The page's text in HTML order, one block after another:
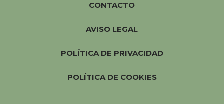
CONTACTO
AVISO LEGAL
POLÍTICA DE PRIVACIDAD
POLÍTICA DE COOKIES